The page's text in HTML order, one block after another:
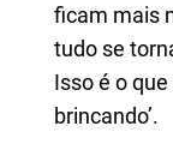
ficam mais
tudo se
Isso é o
brincando’.